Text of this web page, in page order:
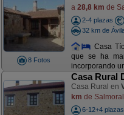
8 Fotos
a 28,8 km de
2-4 plazas
32 km de
Casa
que se ha
incorporando
Casa Rural
Casa Rural en
km de
6-12+4 plazas